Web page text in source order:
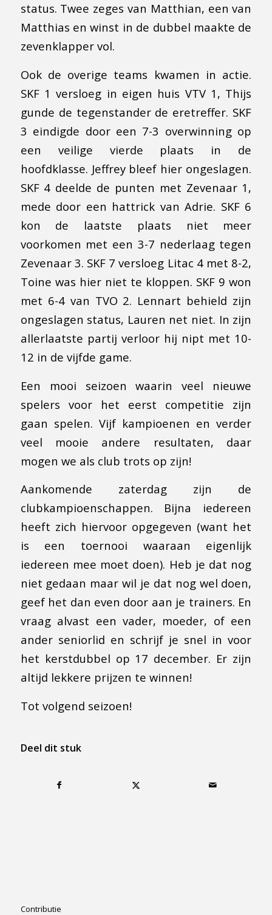
status. Twee zeges van Matthian, een van
Matthias en winst in de dubbel maakte de
zevenklapper vol.
Ook de overige teams kwamen in actie.
SKF 1 versloeg in eigen huis VTV 1, Thijs
gunde de tegenstander de eretreffer. SKF
3 eindigde door een 7-3 overwinning op
een veilige vierde plaats in de
hoofdklasse. Jeffrey bleef hier ongeslagen.
SKF 4 deelde de punten met Zevenaar 1,
mede door een hattrick van Adrie. SKF 6
kon de laatste plaats niet meer
voorkomen met een 3-7 nederlaag tegen
Zevenaar 3. SKF 7 versloeg Litac 4 met 8-2,
Toine was hier niet te kloppen. SKF 9 won
met 6-4 van TVO 2. Lennart behield zijn
ongeslagen status, Lauren net niet. In zijn
allerlaatste partij verloor hij nipt met 10-
12 in de vijfde game.
Een mooi seizoen waarin veel nieuwe
spelers voor het eerst competitie zijn
gaan spelen. Vijf kampioenen en verder
veel mooie andere resultaten, daar
mogen we als club trots op zijn!
Aankomende zaterdag zijn de
clubkampioenschappen. Bijna iedereen
heeft zich hiervoor opgegeven (want het
is een toernooi waaraan eigenlijk
iedereen mee moet doen). Heb je dat nog
niet gedaan maar wil je dat nog wel doen,
geef het dan even door aan je trainers. En
vraag alvast een vader, moeder, of een
ander seniorlid en schrijf je snel in voor
het kerstdubbel op 17 december. Er zijn
altijd lekkere prijzen te winnen!
Tot volgend seizoen!
Deel dit stuk
Contributie